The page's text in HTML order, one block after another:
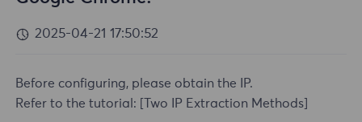
2025-04-21 17:50:52
Before configuring, please obtain the IP.
Refer to the tutorial: [Two IP Extraction Methods]